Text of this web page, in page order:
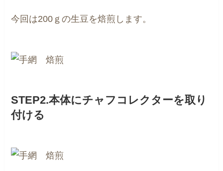
今回は200ｇの生豆を焙煎します。
STEP2.本体にチャフコレクターを取り
付ける